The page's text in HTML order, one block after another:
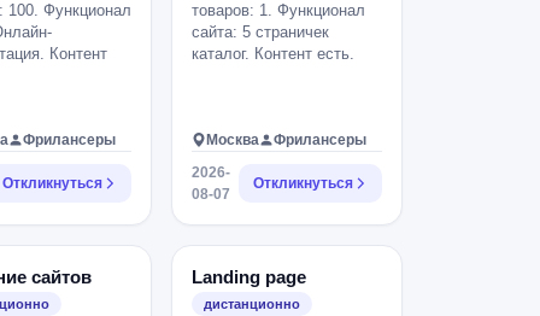
100. Функционал
Контент
Фрилансеры
Откликнуться
товаров: 1. Функционал
сайта: 5 страничек
каталог. Контент есть.
Москва
Фрилансеры
2026-
08-07
Откликнуться
сайтов Landing page
дистанционно